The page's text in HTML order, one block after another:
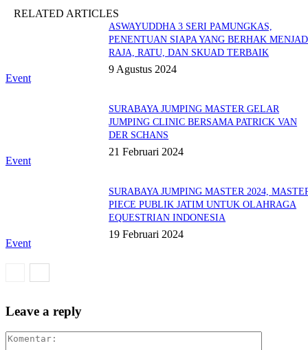
RELATED ARTICLES
Event
ASWAYUDDHA 3 SERI PAMUNGKAS,
PENENTUAN SIAPA YANG BERHAK
RAJA, RATU, DAN SKUAD TERBAIK
9 Agustus 2024
Event
SURABAYA JUMPING MASTER GELAR
JUMPING CLINIC BERSAMA PATRICK VAN
DER SCHANS
21 Februari 2024
Event
SURABAYA JUMPING MASTER 2024,
PIECE PUBLIK JATIM UNTUK OLAHRAGA
EQUESTRIAN INDONESIA
19 Februari 2024
Leave a reply